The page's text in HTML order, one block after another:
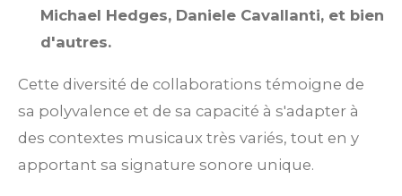
Michael Hedges, Daniele Cavallanti, et bien
d'autres.
Cette diversité de collaborations témoigne de
sa polyvalence et de sa capacité à s'adapter à
des contextes musicaux très variés, tout en y
apportant sa signature sonore unique.